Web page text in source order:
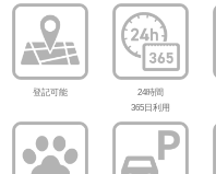
登記可能
24時間
365日利用